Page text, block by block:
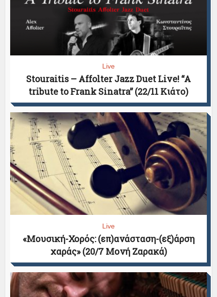
Live
Stouraitis – Affolter Jazz Duet Live! “A
tribute to Frank Sinatra” (22/11 Κιάτο)
Live
«Μουσική-Χορός: (επ)ανάσταση-(εξ)άρση
χαράς» (20/7 Μονή Ζαρακά)